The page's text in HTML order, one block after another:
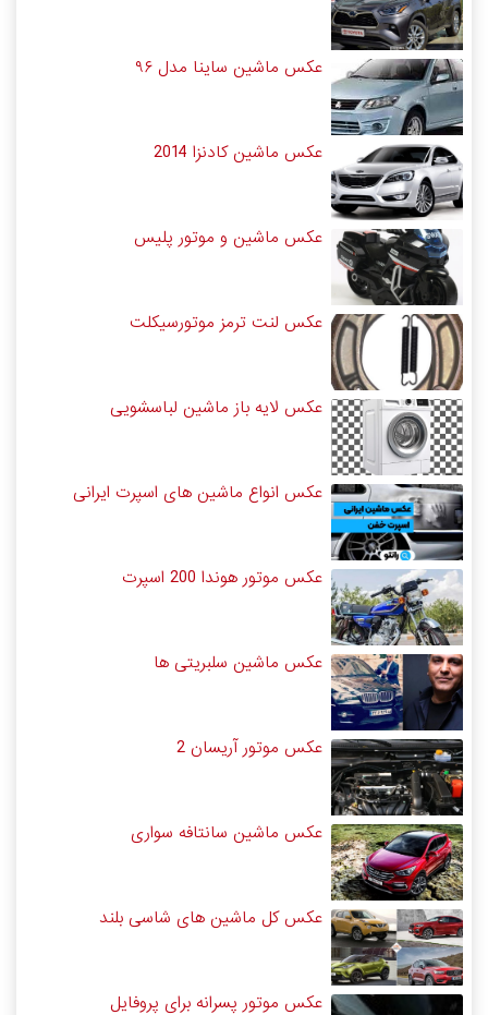
عکس ماشین ساینا مدل ۹۶
عکس ماشین کادنزا 2014
عکس ماشین و موتور پلیس
عکس لنت ترمز موتورسیکلت
عکس لایه باز ماشین لباسشویی
عکس انواع ماشین های اسپرت ایرانی
عکس موتور هوندا 200 اسپرت
عکس ماشین سلبریتی ها
عکس موتور آریسان 2
عکس ماشین سانتافه سواری
عکس کل ماشین های شاسی بلند
عکس موتور پسرانه برای پروفایل